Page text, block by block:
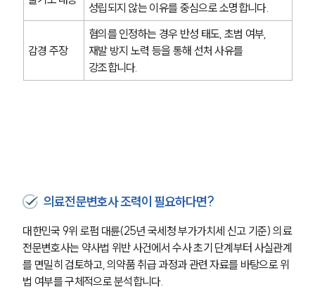
성립되지 않는 이유를 중심으로 소명합니다.
감경 주장
혐의를 인정하는 경우 반성 태도, 초범 여부,
재발 방지 노력 등을 통해 선처 사유를
강조합니다.
의료전문변호사 조력이 필요하다면?
대한민국 9위 로펌 대륜(25년 국세청 부가가치세 신고 기준) 의료
전문변호사는 약사법 위반 사건에서 수사 초기 단계부터 사실관계
를 면밀히 검토하고, 의약품 취급 과정과 관련 자료를 바탕으로 위
법 여부를 구체적으로 분석합니다.